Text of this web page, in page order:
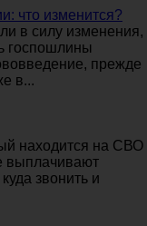
что изменится?
в силу изменения,
госпошлины
прежде
в...
находится на СВО
выплачивают
звонить и